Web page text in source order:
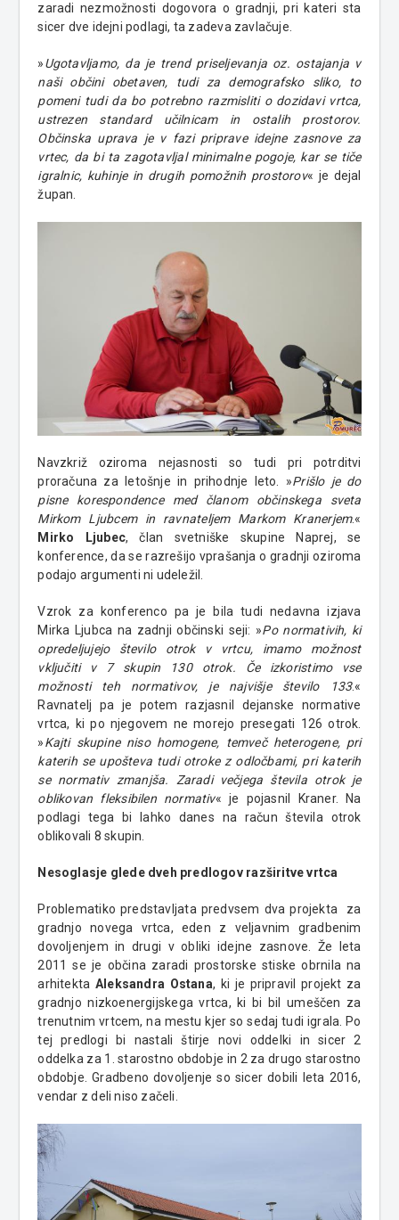
zaradi nezmožnosti dogovora o gradnji, pri kateri sta
sicer dve idejni podlagi, ta zadeva zavlačuje.
»Ugotavljamo, da je trend priseljevanja oz. ostajanja v
naši občini obetaven, tudi za demografsko sliko, to
pomeni tudi da bo potrebno razmisliti o dozidavi vrtca,
ustrezen standard učilnicam in ostalih prostorov.
Občinska uprava je v fazi priprave idejne zasnove za
vrtec, da bi ta zagotavljal minimalne pogoje, kar se tiče
igralnic, kuhinje in drugih pomožnih prostorov« je dejal
župan.
Navzkriž oziroma nejasnosti so tudi pri potrditvi
proračuna za letošnje in prihodnje leto. »Prišlo je do
pisne korespondence med članom občinskega sveta
Mirkom Ljubcem in ravnateljem Markom Kranerjem.«
Mirko Ljubec, član svetniške skupine Naprej, se
konference, da se razrešijo vprašanja o gradnji oziroma
podajo argumenti ni udeležil.
Vzrok za konferenco pa je bila tudi nedavna izjava
Mirka Ljubca na zadnji občinski seji: »Po normativih, ki
opredeljujejo število otrok v vrtcu, imamo možnost
vključiti v 7 skupin 130 otrok. Če izkoristimo vse
možnosti teh normativov, je najvišje število 133.«
Ravnatelj pa je potem razjasnil dejanske normative
vrtca, ki po njegovem ne morejo presegati 126 otrok.
»Kajti skupine niso homogene, temveč heterogene, pri
katerih se upošteva tudi otroke z odločbami, pri katerih
se normativ zmanjša. Zaradi večjega števila otrok je
oblikovan fleksibilen normativ« je pojasnil Kraner. Na
podlagi tega bi lahko danes na račun števila otrok
oblikovali 8 skupin.
Nesoglasje glede dveh predlogov razširitve vrtca
Problematiko predstavljata predvsem dva projekta za
gradnjo novega vrtca, eden z veljavnim gradbenim
dovoljenjem in drugi v obliki idejne zasnove. Že leta
2011 se je občina zaradi prostorske stiske obrnila na
arhitekta Aleksandra Ostana, ki je pripravil projekt za
gradnjo nizkoenergijskega vrtca, ki bi bil umeščen za
trenutnim vrtcem, na mestu kjer so sedaj tudi igrala. Po
tej predlogi bi nastali štirje novi oddelki in sicer 2
oddelka za 1. starostno obdobje in 2 za drugo starostno
obdobje. Gradbeno dovoljenje so sicer dobili leta 2016,
vendar z deli niso začeli.